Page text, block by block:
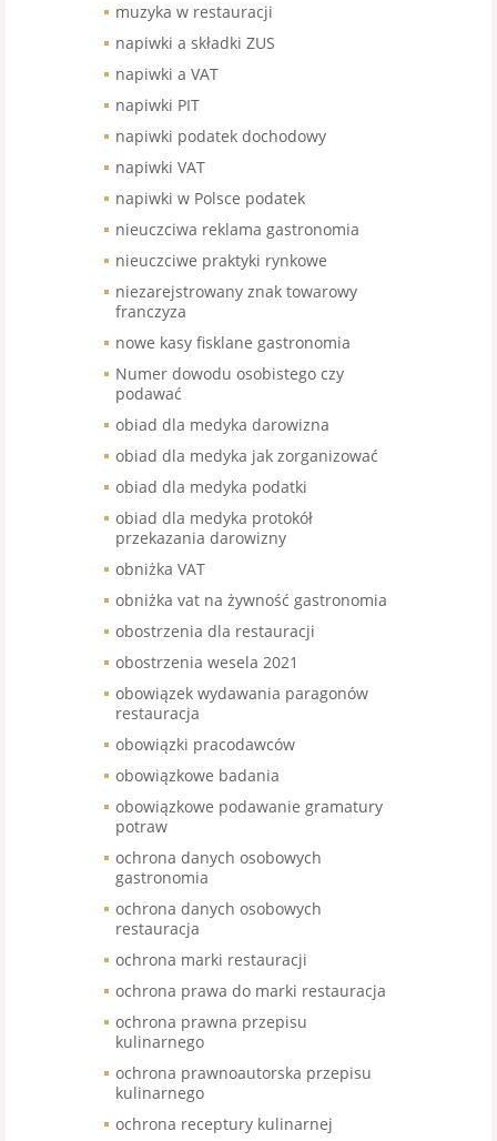
muzyka w restauracji
napiwki a składki ZUS
napiwki a VAT
napiwki PIT
napiwki podatek dochodowy
napiwki VAT
napiwki w Polsce podatek
nieuczciwa reklama gastronomia
nieuczciwe praktyki rynkowe
niezarejstrowany znak towarowy
franczyza
nowe kasy fisklane gastronomia
Numer dowodu osobistego czy
podawać
obiad dla medyka darowizna
obiad dla medyka jak zorganizować
obiad dla medyka podatki
obiad dla medyka protokół
przekazania darowizny
obniżka VAT
obniżka vat na żywność gastronomia
obostrzenia dla restauracji
obostrzenia wesela 2021
obowiązek wydawania paragonów
restauracja
obowiązki pracodawców
obowiązkowe badania
obowiązkowe podawanie gramatury
potraw
ochrona danych osobowych
gastronomia
ochrona danych osobowych
restauracja
ochrona marki restauracji
ochrona prawa do marki restauracja
ochrona prawna przepisu
kulinarnego
ochrona prawnoautorska przepisu
kulinarnego
ochrona receptury kulinarnej